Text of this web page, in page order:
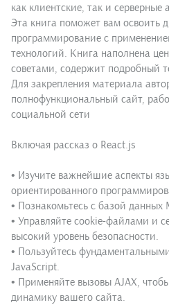
как клиентские, так и серверные
Эта книга поможет вам освоить
программирование с
технологий. Книга наполнена
советами, содержит подробный
Для закрепления материала
полнофункциональный сайт,
социальной сети
Включая рассказ о React.js
• Изучите важнейшие аспекты
ориентированного
• Познакомьтесь с базой данных
• Управляйте cookie-файлами и
высокий уровень безопасности.
• Пользуйтесь
JavaScript.
• Применяйте вызовы AJAX,
динамику вашего сайта.